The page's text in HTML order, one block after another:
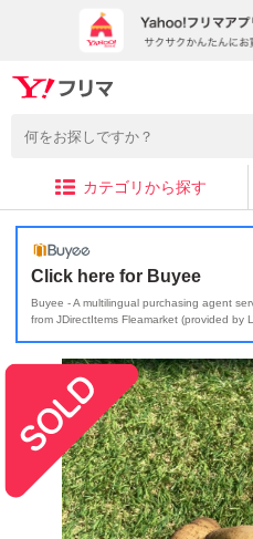
カテゴリから探す
Click here for Buyee
Buyee - A multilingual purchasing agent
from JDirectItems Fleamarket (provided by